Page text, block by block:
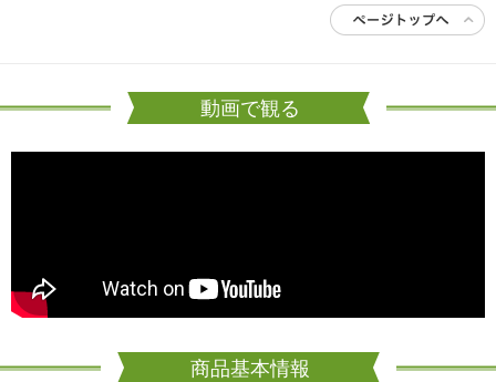
動画で観る
商品基本情報